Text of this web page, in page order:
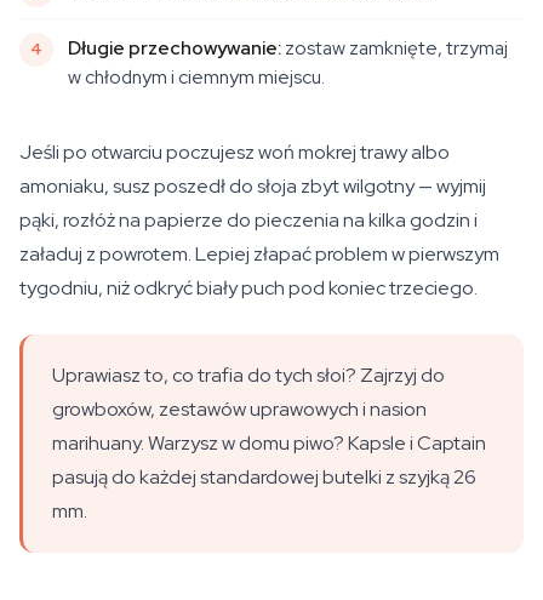
Długie przechowywanie:zostaw zamknięte, trzymaj
w chłodnym i ciemnym miejscu.
Jeśli po otwarciu poczujesz woń mokrej trawy albo
amoniaku, susz poszedł do słoja zbyt wilgotny — wyjmij
pąki, rozłóż na papierze do pieczenia na kilka godzin i
załaduj z powrotem. Lepiej złapać problem w pierwszym
tygodniu, niż odkryć biały puch pod koniec trzeciego.
Uprawiasz to, co trafia do tych słoi? Zajrzyj do
growboxów, zestawów uprawowych i nasion
marihuany. Warzysz w domu piwo? Kapsle i Captain
pasują do każdej standardowej butelki z szyjką 26
mm.